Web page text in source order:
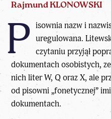
Rajmund KLONOWSKI
P isownia nazw i
uregulowana.
czytaniu przyjął
dokumentach osobistych,
nich liter W, Q oraz X, ale
od pisowni „fonetycznej”
dokumentach.